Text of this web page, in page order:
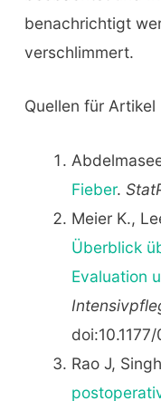
benachrichtigt
verschlimmert.
Quellen für
Fieber.
Meier K.,
Überblick
Evaluation
Rao J,